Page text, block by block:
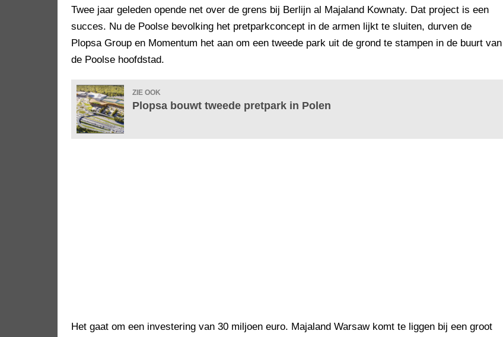
Twee jaar geleden opende net over de grens bij Berlijn al Majaland Kownaty. Dat project is een
succes. Nu de Poolse bevolking het pretparkconcept in de armen lijkt te sluiten, durven de
Plopsa Group en Momentum het aan om een tweede park uit de grond te stampen in de buurt van
de Poolse hoofdstad.
ZIE OOK
Plopsa bouwt tweede pretpark in Polen
Het gaat om een investering van 30 miljoen euro. Majaland Warsaw komt te liggen bij een groot